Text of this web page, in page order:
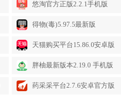
悠淘官方正版2.2.1手机版
得物(毒)5.97.5最新版
天猫购买平台15.86.0安卓版
胖柚最新版本2.19.0 手机版
药采采平台2.7.6安卓官方版